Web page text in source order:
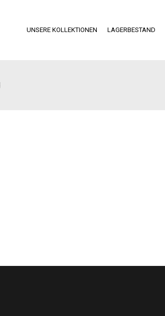
UNSERE KOLLEKTIONEN LAGERBESTAND